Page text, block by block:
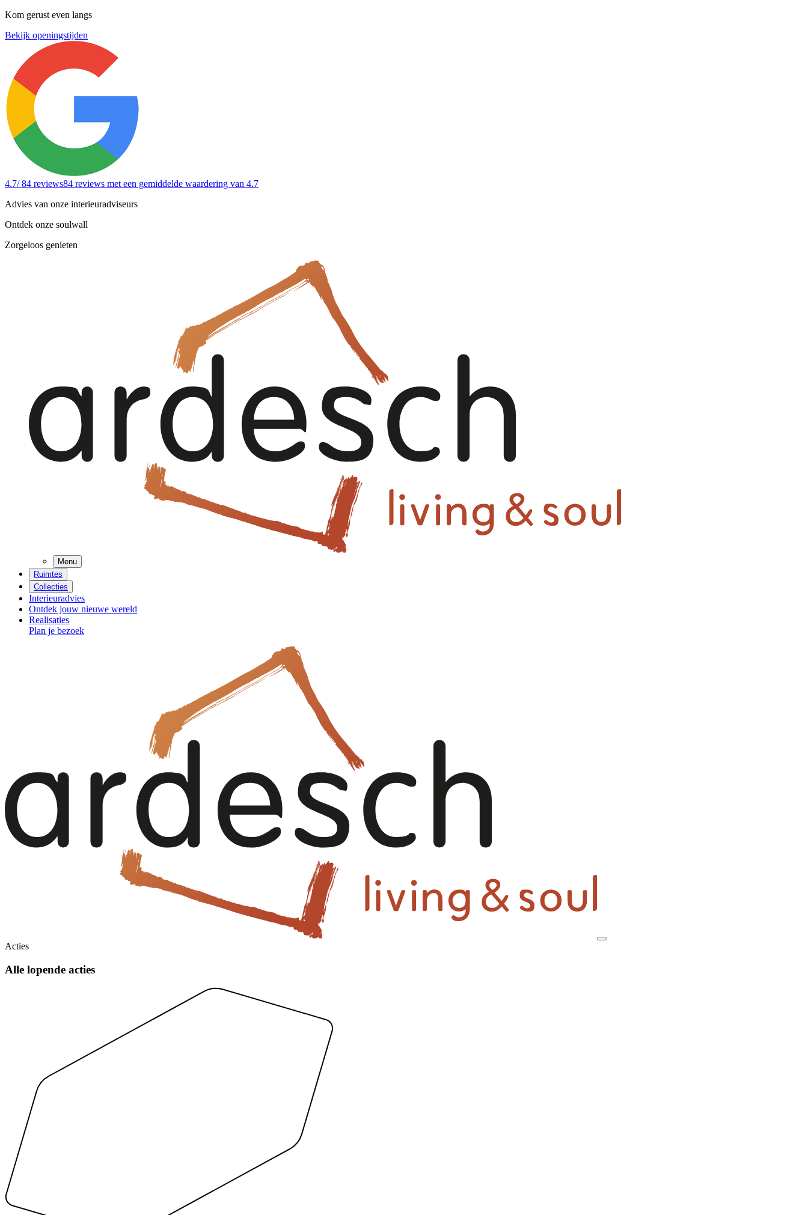
Kom gerust even langs
Bekijk openingstijden
4.7/ 84 reviews84 reviews met een gemiddelde waardering van 4.7
Advies van onze interieuradviseurs
Ontdek onze soulwall
Zorgeloos genieten
Menu
Ruimtes
Collecties
Interieuradvies
Ontdek jouw nieuwe wereld
Realisaties
Plan je bezoek
Acties
Alle lopende acties